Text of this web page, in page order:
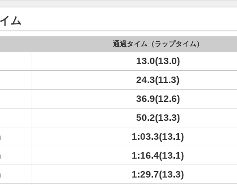
ム
通過タイム（ラップタイム）
13.0(13.0)
24.3(11.3)
36.9(12.6)
50.2(13.3)
1:03.3(13.1)
1:16.4(13.1)
1:29.7(13.3)